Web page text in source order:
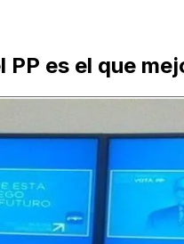
es el que